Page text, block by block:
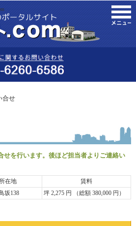
合せ
せを行います。後ほど担当者よりご連絡い
在地
賃料
坂138 坪 2,275 円 （総額 380,000 円）